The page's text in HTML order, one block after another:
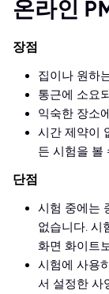
온라인
장점
집이나 원하
통근에 소요
익숙한 장소
시간 제약이
든 시험을 볼
단점
시험 중에는
없습니다. 시
화면 화이트
시험에 사용
서 설정한 사